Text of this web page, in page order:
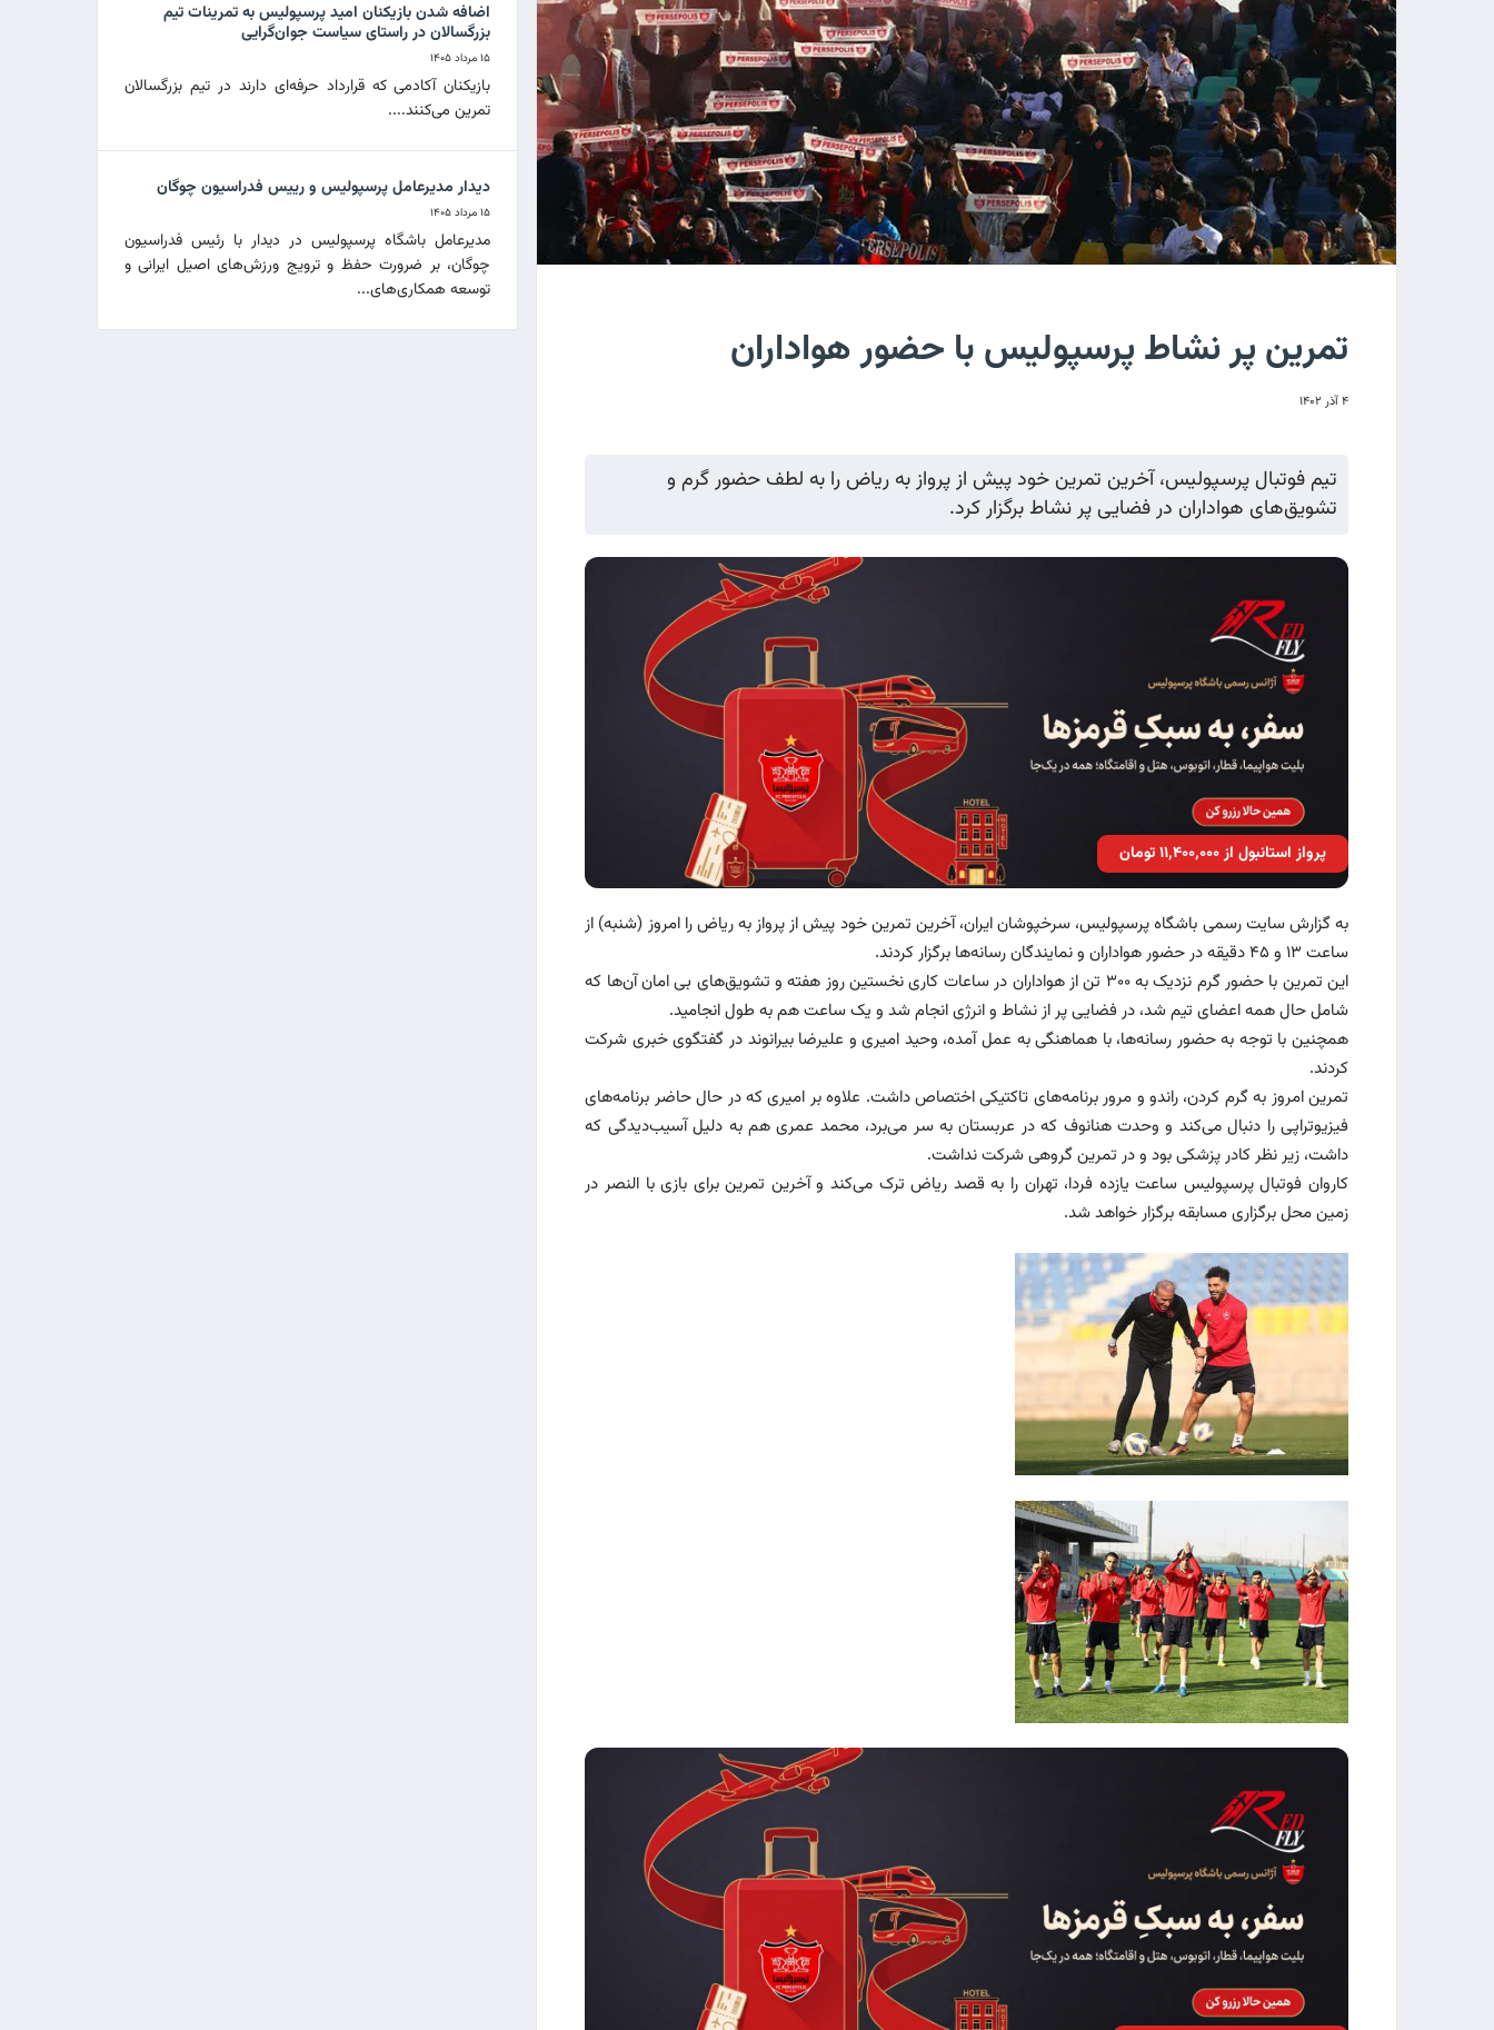
تمرین پر نشاط پرسپولیس با حضور هواداران
۴ آذر ۱۴۰۲
تیم فوتبال پرسپولیس، آخرین تمرین خود پیش از پرواز به ریاض را به لطف حضور گرم و
تشویق‌های هواداران در فضایی پر نشاط برگزار کرد.
پرواز استانبول از ۱۱٬۴۰۰٬۰۰۰ تومان
به گزارش سایت رسمی باشگاه پرسپولیس، سرخپوشان ایران، آخرین تمرین خود پیش از پرواز به ریاض را امروز (شنبه) از
ساعت ۱۳ و ۴۵ دقیقه در حضور هواداران و نمایندگان رسانه‌ها برگزار کردند.
این تمرین با حضور گرم نزدیک به ۳۰۰ تن از هواداران در ساعات کاری نخستین روز هفته و تشویق‌های بی امان آن‌ها که
شامل حال همه اعضای تیم شد، در فضایی پر از نشاط و انرژی انجام شد و یک ساعت هم به طول انجامید.
همچنین با توجه به حضور رسانه‌ها، با هماهنگی به عمل آمده، وحید امیری و علیرضا بیرانوند در گفتگوی خبری شرکت
کردند.
تمرین امروز به گرم‌ کردن، راندو و مرور برنامه‌های تاکتیکی اختصاص داشت. علاوه بر امیری که در حال حاضر برنامه‌های
فیزیوتراپی را دنبال می‌کند و وحدت هنانوف که در عربستان به سر می‌برد، محمد عمری هم به دلیل آسیب‌دیدگی که
داشت، زیر نظر کادر پزشکی بود و در تمرین گروهی شرکت نداشت.
کاروان فوتبال پرسپولیس ساعت یازده فردا، تهران را به قصد ریاض ترک می‌کند و آخرین تمرین برای بازی با النصر در
زمین محل برگزاری مسابقه برگزار خواهد شد.
اضافه شدن بازیکنان امید پرسپولیس به تمرینات تیم
بزرگسالان در راستای سیاست جوان‌گرایی
۱۵ مرداد ۱۴۰۵
بازیکنان آکادمی که قرارداد حرفه‌ای دارند در تیم بزرگسالان
تمرین می‌کنند....
دیدار مدیرعامل پرسپولیس و رییس فدراسیون چوگان
۱۵ مرداد ۱۴۰۵
مدیرعامل باشگاه پرسپولیس در دیدار با رئیس فدراسیون
چوگان، بر ضرورت حفظ و ترویج ورزش‌های اصیل ایرانی و
توسعه همکاری‌های...